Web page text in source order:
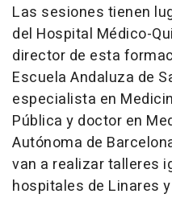
Las sesiones tienen
del Hospital Médico-
director de esta
Escuela Andaluza de
especialista en
Pública y doctor en
Autónoma de
van a realizar talleres
hospitales de Linares